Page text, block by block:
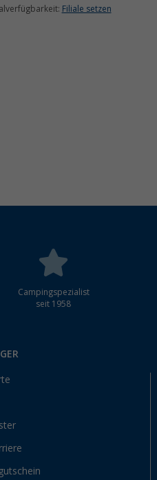
Filiale setzen
Campingspezialist
seit 1958